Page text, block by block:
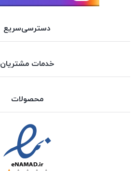
دسترسی‌سریع
خدمات مشتریان
محصولات